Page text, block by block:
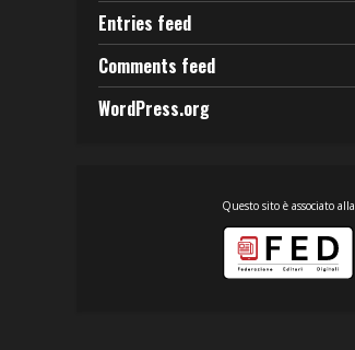
Entries feed
Comments feed
WordPress.org
Questo sito è associato alla